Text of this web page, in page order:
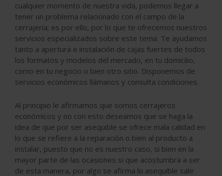
cualquier momento de nuestra vida, podemos llegar a
tener un problema relacionado con el campo de la
cerrajería; es por ello, por lo que te ofrecemos nuestros
servicios especializados sobre este tema. Te ayudamos
tanto a apertura e instalación de cajas fuertes de todos
los formatos y modelos del mercado, en tu domicilio,
como en tu negocio o bien otro sitio. Disponemos de
servicios económicos llámanos y consulta condiciones.
Al principio le afirmamos que somos cerrajeros
económicos y no con esto deseamos que se haga la
idea de que por ser asequible se ofrece mala calidad en
lo que se refiere a la reparación o bien al producto a
instalar, puesto que no es nuestro caso, si bien en la
mayor parte de las ocasiones si que acostumbra a ser
de esta manera, por algo se afirma lo asequible sale